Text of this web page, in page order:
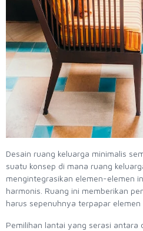
Desain ruang keluarga minimalis
suatu konsep di mana ruang
mengintegrasikan elemen-elemen
harmonis. Ruang ini memberikan
harus sepenuhnya terpapar elemen
Pemilihan lantai yang serasi antara